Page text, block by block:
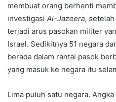
membuat orang berhenti
investigasi Al-Jazeera,
terjadi arus pasokan militer
Israel. Sedikitnya 51 negara
berada dalam rantai pasok
yang masuk ke negara itu
Lima puluh satu negara.